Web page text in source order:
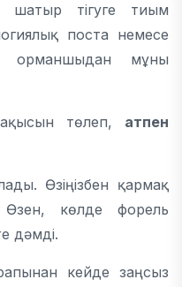
шатыр тігуге тиым
поста немесе
орманшыдан мұны
төлеп, атпен
Өзіңізбен қармақ
көлде форель
дәмді.
кейде заңсыз